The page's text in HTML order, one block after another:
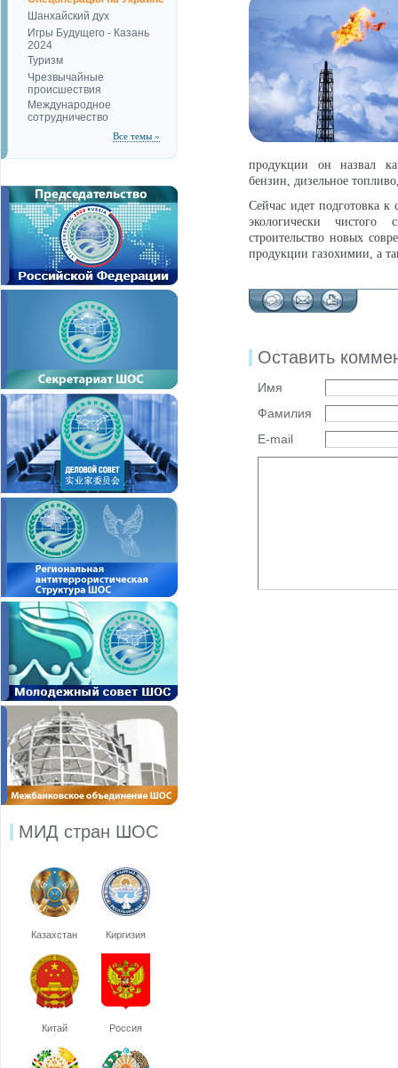
Шанхайский дух
Игры Будущего - Казань
2024
Туризм
Чрезвычайные
происшествия
Международное
сотрудничество
Все темы »
МИД стран ШОС
Казахстан Киргизия
Китай Россия
продукции он назвал
бензин, дизельное
Сейчас идет подготовка к
экологически чистого
строительство новых
продукции газохимии, а
Оставить
Имя
Фамилия
E-mail